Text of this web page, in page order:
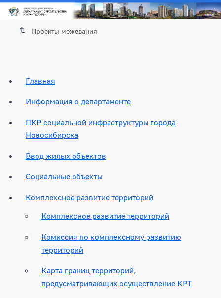
Проекты межевания
Главная
Информация о департаменте
ПКР социальной инфраструктуры города
Новосибирска
Ввод жилых объектов
Социальные объекты
Комплексное развитие территорий
Комплексное развитие территорий
Комиссия по комплексному развитию
территорий
Карта границ территорий,
предусматривающих осуществление КРТ